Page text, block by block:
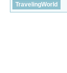
TravelingWorld